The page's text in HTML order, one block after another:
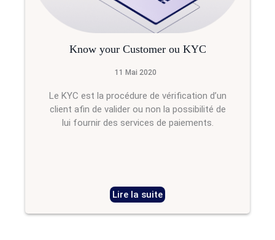
Know your Customer ou KYC
11 Mai 2020
Le KYC est la procédure de vérification d’un
client afin de valider ou non la possibilité de
lui fournir des services de paiements.
Lire la suite